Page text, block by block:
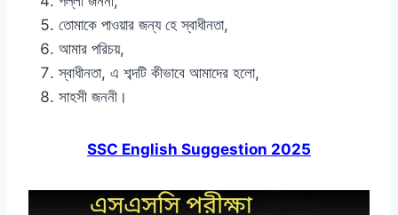
তোমাকে পাওয়ার জন্য হে স্বাধীনতা,
আমার পরিচয়,
স্বাধীনতা, এ শব্দটি কীভাবে আমাদের হলো,
সাহসী জননী।
SSC English Suggestion 2025